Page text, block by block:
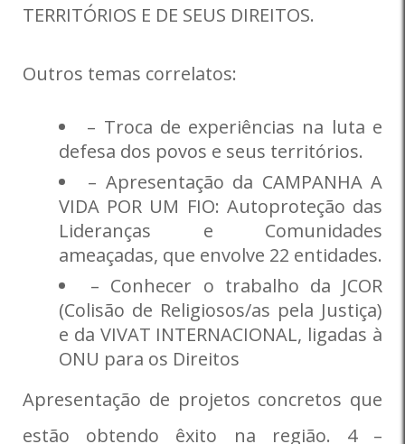
TERRITÓRIOS E DE SEUS DIREITOS.
Outros temas correlatos:
– Troca de experiências na luta e
defesa dos povos e seus territórios.
– Apresentação da CAMPANHA A
VIDA POR UM FIO: Autoproteção das
Lideranças e Comunidades
ameaçadas, que envolve 22 entidades.
– Conhecer o trabalho da JCOR
(Colisão de Religiosos/as pela Justiça)
e da VIVAT INTERNACIONAL, ligadas à
ONU para os Direitos
Apresentação de projetos concretos que
estão obtendo êxito na região. 4 –